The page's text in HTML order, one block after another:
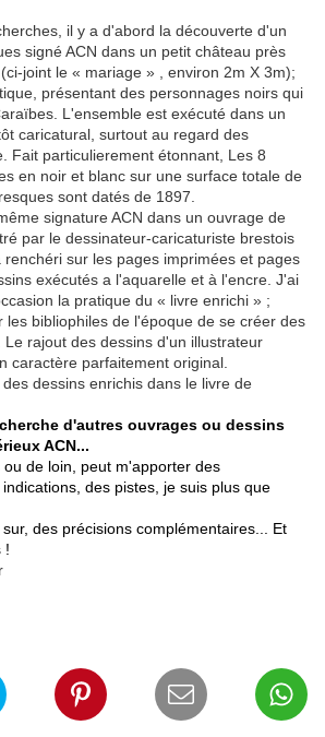
il y a d'abord la découverte d'un
signé ACN dans un petit château près
joint le « mariage » , environ 2m X 3m);
présentant des personnages noirs qui
L'ensemble est exécuté dans un
caricatural, surtout au regard des
Fait particulierement étonnant, Les 8
en noir et blanc sur une surface totale de
sont datés de 1897.
signature ACN dans un ouvrage de
par le dessinateur-caricaturiste brestois
renchéri sur les pages imprimées et pages
exécutés a l'aquarelle et à l'encre. J'ai
la pratique du « livre enrichi » ;
les bibliophiles de l'époque de se créer des
rajout des dessins d'un illustrateur
caractère parfaitement original.
dessins enrichis dans le livre de
d'autres ouvrages ou dessins
ACN...
de loin, peut m'apporter des
des pistes, je suis plus que
des précisions complémentaires... Et
!